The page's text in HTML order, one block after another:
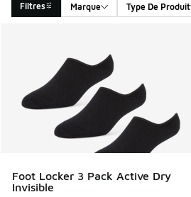
Filtres Marque Type De Produit
Foot Locker 3 Pack Active Dry
Invisible